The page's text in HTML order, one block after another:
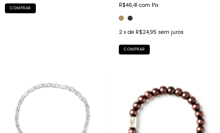
COMPRAR R$46,41 com Pix
2 x de R$24,95 sem juros
COMPRAR